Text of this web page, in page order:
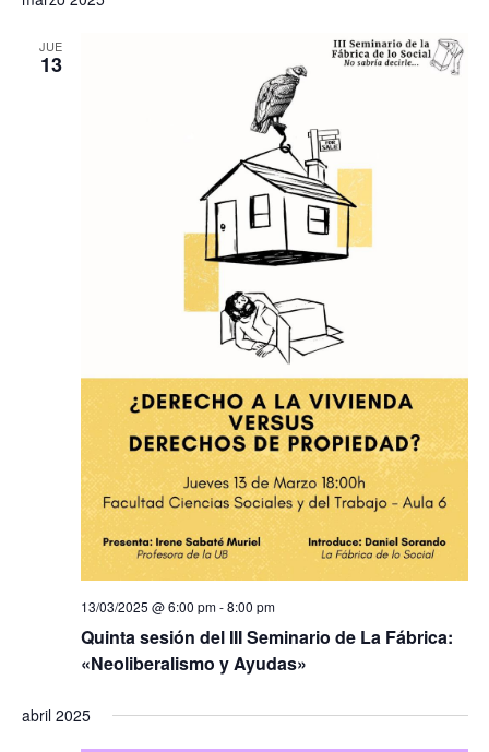
JUE
13
13/03/2025 @ 6:00 pm-8:00 pm
Quinta sesión del III Seminario de La Fábrica:
«Neoliberalismo y Ayudas»
abril 2025